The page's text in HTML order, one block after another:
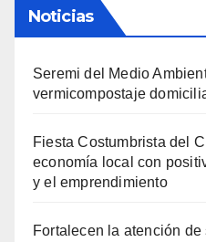
Noticias
Seremi del Medio
vermicompostaje
Fiesta Costumbrista del
economía local con
y el emprendimiento
Fortalecen la atención